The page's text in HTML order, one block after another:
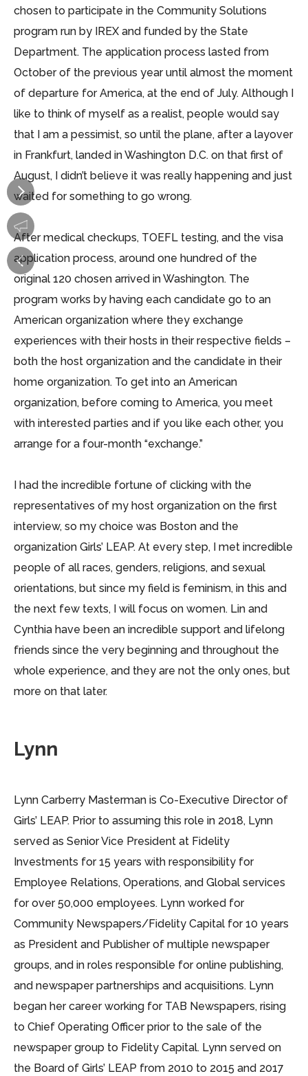
chosen to participate in the Community Solutions
program run by IREX and funded by the State
Department. The application process lasted from
October of the previous year until almost the moment
of departure for America, at the end of July. Although I
like to think of myself as a realist, people would say
that I am a pessimist, so until the plane, after a layover
in Frankfurt, landed in Washington D.C. on that first of
August, I didn’t believe it was really happening and just
waited for something to go wrong.
After medical checkups, TOEFL testing, and the visa
application process, around one hundred of the
original 120 chosen arrived in Washington. The
program works by having each candidate go to an
American organization where they exchange
experiences with their hosts in their respective fields –
both the host organization and the candidate in their
home organization. To get into an American
organization, before coming to America, you meet
with interested parties and if you like each other, you
arrange for a four-month “exchange.”
I had the incredible fortune of clicking with the
representatives of my host organization on the first
interview, so my choice was Boston and the
organization Girls’ LEAP. At every step, I met incredible
people of all races, genders, religions, and sexual
orientations, but since my field is feminism, in this and
the next few texts, I will focus on women. Lin and
Cynthia have been an incredible support and lifelong
friends since the very beginning and throughout the
whole experience, and they are not the only ones, but
more on that later.
Lynn
Lynn Carberry Masterman is Co-Executive Director of
Girls’ LEAP. Prior to assuming this role in 2018, Lynn
served as Senior Vice President at Fidelity
Investments for 15 years with responsibility for
Employee Relations, Operations, and Global services
for over 50,000 employees. Lynn worked for
Community Newspapers/Fidelity Capital for 10 years
as President and Publisher of multiple newspaper
groups, and in roles responsible for online publishing,
and newspaper partnerships and acquisitions. Lynn
began her career working for TAB Newspapers, rising
to Chief Operating Officer prior to the sale of the
newspaper group to Fidelity Capital. Lynn served on
the Board of Girls’ LEAP from 2010 to 2015 and 2017